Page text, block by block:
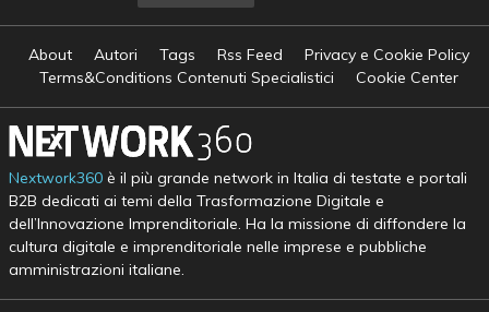
About Autori Tags Rss Feed
Privacy e Cookie Policy
Terms&Conditions Contenuti Specialistici
Cookie Center
Nextwork360è il più grande network in Italia di testate e portali
B2B dedicati ai temi della Trasformazione Digitale e
dell’Innovazione Imprenditoriale. Ha la missione di diffondere la
cultura digitale e imprenditoriale nelle imprese e pubbliche
amministrazioni italiane.